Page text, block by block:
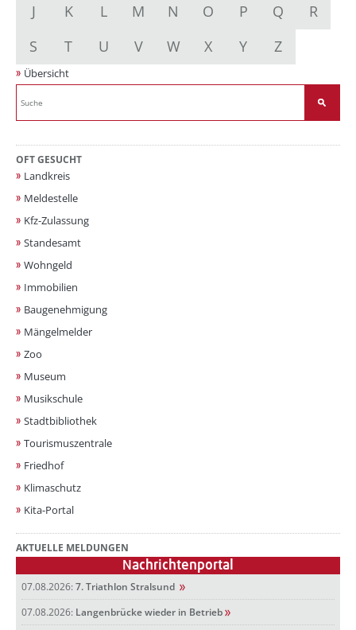
J
K L M N O P Q
R
S
T U V W X Y Z
Übersicht
OFT GESUCHT
Landkreis
Meldestelle
Kfz-Zulassung
Standesamt
Wohngeld
Immobilien
Baugenehmigung
Mängelmelder
Zoo
Museum
Musikschule
Stadtbibliothek
Tourismuszentrale
Friedhof
Klimaschutz
Kita-Portal
AKTUELLE MELDUNGEN
Nachrichtenportal
07.08.2026: 7. Triathlon Stralsund
07.08.2026: Langenbrücke wieder in Betrieb